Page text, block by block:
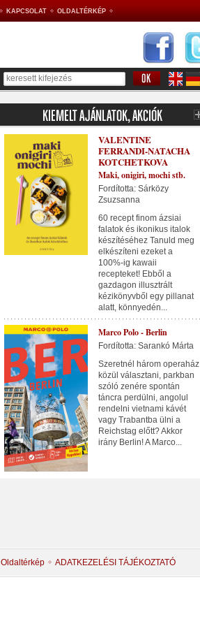
KAPCSOLAT OLDALTÉRKÉP
VALENTINE
FERRANDI-NATACHA
KOTCHETKOVA
Maki, onigiri, mochi stb.
Fordította: Sárközy
Zsuzsanna
60 recept finom ázsiai
falatok és ikonikus italok
készítéséhez Tanuld meg
elkészíteni ezeket a
100%-ig kawaii
recepteket! Ebből a
gazdagon illusztrált
kézikönyvből egy pillanat
alatt, könnyedén...
Marco Polo - Berlin
Fordította: Sarankó Márta
Szeretnél három operaház
közül választani, parkban
szóló zenére spontán
táncra perdülni, angolul
rendelni vietnami kávét
vagy Trabantba ülni a
Reichstag előtt? Akkor
irány Berlin! A Marco...
Oldaltérkép ADATKEZELÉSI TÁJÉKOZTATÓ